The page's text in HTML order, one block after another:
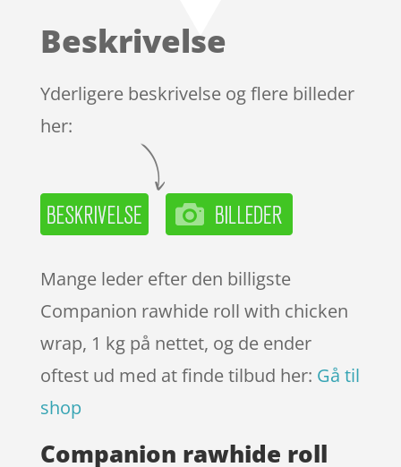
på
ømmels
er
Beskrivelse
Yderligere beskrivelse og flere billeder
her:
Mange leder efter den billigste
Companion rawhide roll with chicken
wrap, 1 kg på nettet, og de ender
oftest ud med at finde tilbud her: Gå til
shop
Companion rawhide roll